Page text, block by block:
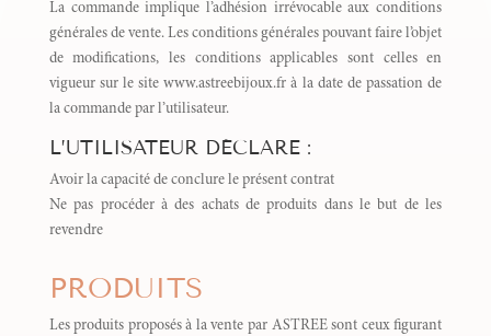
La commande implique l’adhésion irrévocable aux conditions
générales de vente. Les conditions générales pouvant faire l’objet
de modifications, les conditions applicables sont celles en
vigueur sur le site www.astreebijoux.fr à la date de passation de
la commande par l’utilisateur.
L’UTILISATEUR DÉCLARE :
Avoir la capacité de conclure le présent contrat
Ne pas procéder à des achats de produits dans le but de les
revendre
PRODUITS
Les produits proposés à la vente par ASTREE sont ceux figurant